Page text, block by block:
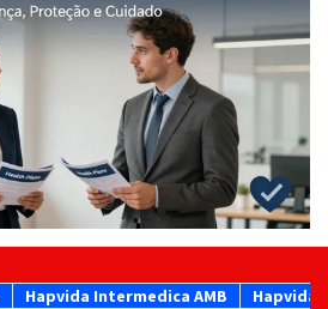
31/07/2026 31/
Hapvida Intermedica AMB Hapvida